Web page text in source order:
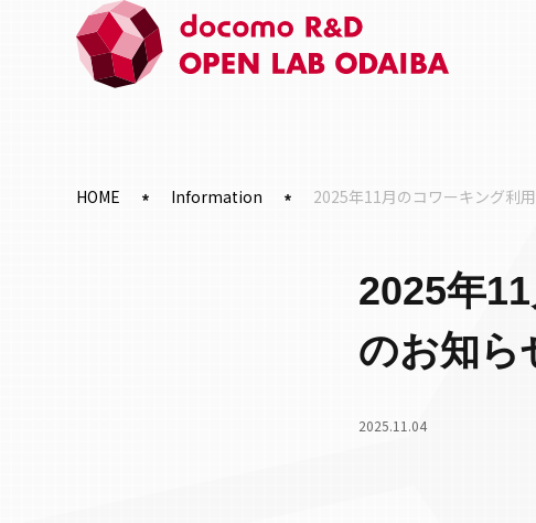
HOME Information 2025年11月のコワーキング利
2025年
のお知ら
2025.11.04